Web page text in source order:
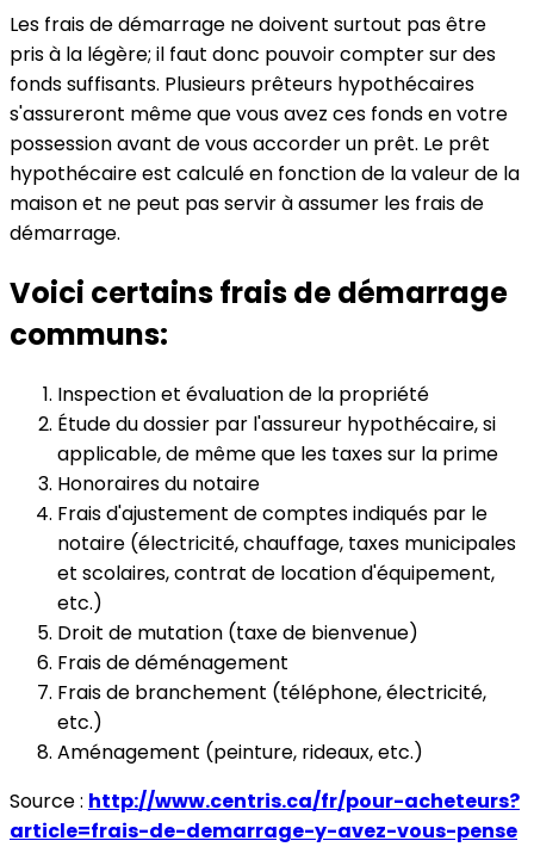
Les frais de démarrage ne doivent surtout pas être
pris à la légère; il faut donc pouvoir compter sur des
fonds suffisants. Plusieurs prêteurs hypothécaires
s'assureront même que vous avez ces fonds en votre
possession avant de vous accorder un prêt. Le prêt
hypothécaire est calculé en fonction de la valeur de la
maison et ne peut pas servir à assumer les frais de
démarrage.
Voici certains frais de démarrage
communs:
Inspection et évaluation de la propriété
Étude du dossier par l'assureur hypothécaire, si
applicable, de même que les taxes sur la prime
Honoraires du notaire
Frais d'ajustement de comptes indiqués par le
notaire (électricité, chauffage, taxes municipales
et scolaires, contrat de location d'équipement,
etc.)
Droit de mutation (taxe de bienvenue)
Frais de déménagement
Frais de branchement (téléphone, électricité,
etc.)
Aménagement (peinture, rideaux, etc.)
Source : http://www.centris.ca/fr/pour-acheteurs?
article=frais-de-demarrage-y-avez-vous-pense